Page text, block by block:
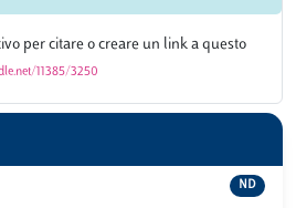
per citare o creare un link a questo
11385/3250
ND